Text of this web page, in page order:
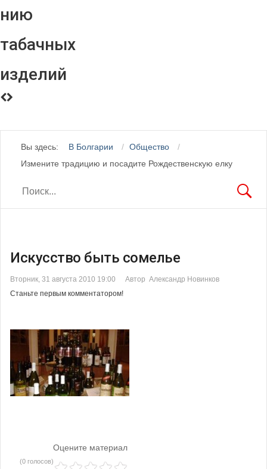
нию
табачных
изделий
Вы здесь: В Болгарии
Общество
Измените традицию и посадите Рождественскую елку
Искусство быть сомелье
Вторник, 31 августа 2010 19:00
Автор Александр Новинков
Станьте первым комментатором!
Оцените материал
(0 голосов)